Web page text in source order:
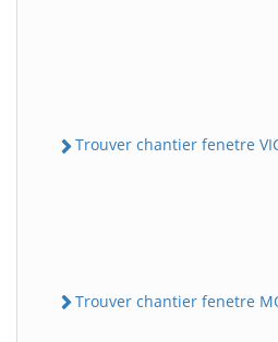
Trouver chantier fenetre
Trouver chantier fenetre